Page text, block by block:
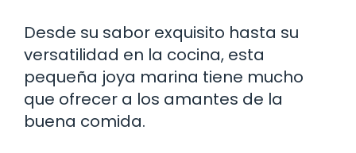
Desde su sabor exquisito hasta su
versatilidad en la cocina, esta
pequeña joya marina tiene mucho
que ofrecer a los amantes de la
buena comida.